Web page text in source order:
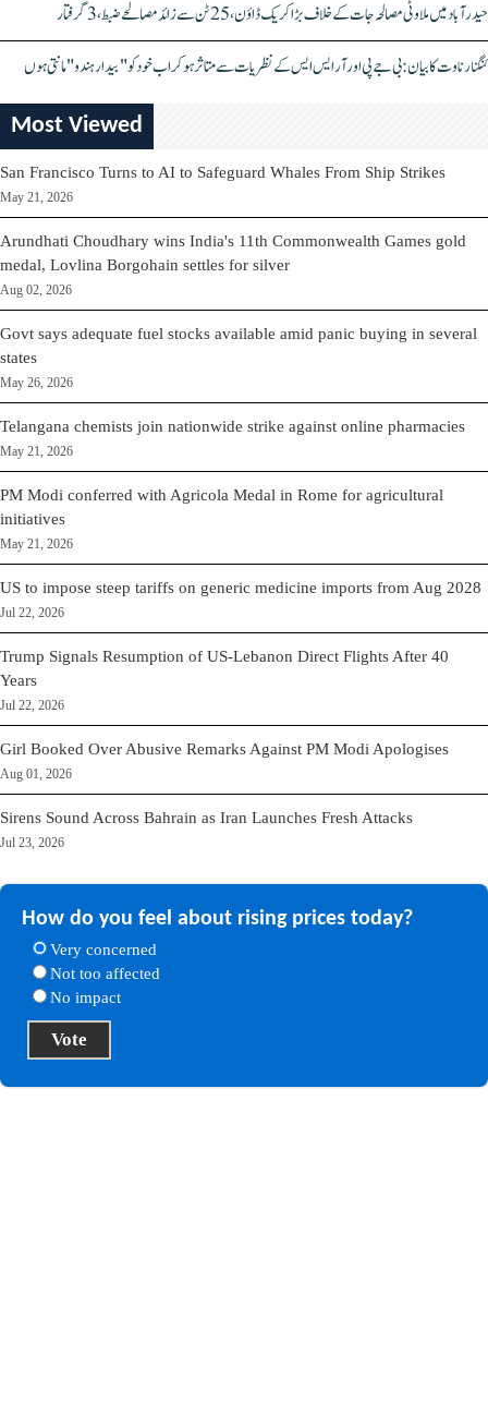
حیدرآباد میں ملاوٹی مصالحہ جات کے خلاف بڑا کریک ڈاؤن، 25 ٹن سے زائد مصالحے ضبط، 3 گرفتار
کنگنا رناوت کا بیان: بی جے پی اور آر ایس ایس کے نظریات سے متاثر ہو کر اب خود کو "بیدار ہندو" مانتی ہوں
Most Viewed
San Francisco Turns to AI to Safeguard Whales From Ship Strikes
May 21, 2026
Arundhati Choudhary wins India's 11th Commonwealth Games gold
medal, Lovlina Borgohain settles for silver
Aug 02, 2026
Govt says adequate fuel stocks available amid panic buying in several
states
May 26, 2026
Telangana chemists join nationwide strike against online pharmacies
May 21, 2026
PM Modi conferred with Agricola Medal in Rome for agricultural
initiatives
May 21, 2026
US to impose steep tariffs on generic medicine imports from Aug 2028
Jul 22, 2026
Trump Signals Resumption of US-Lebanon Direct Flights After 40
Years
Jul 22, 2026
Girl Booked Over Abusive Remarks Against PM Modi Apologises
Aug 01, 2026
Sirens Sound Across Bahrain as Iran Launches Fresh Attacks
Jul 23, 2026
How do you feel about rising prices today?
Very concerned
Not too affected
No impact